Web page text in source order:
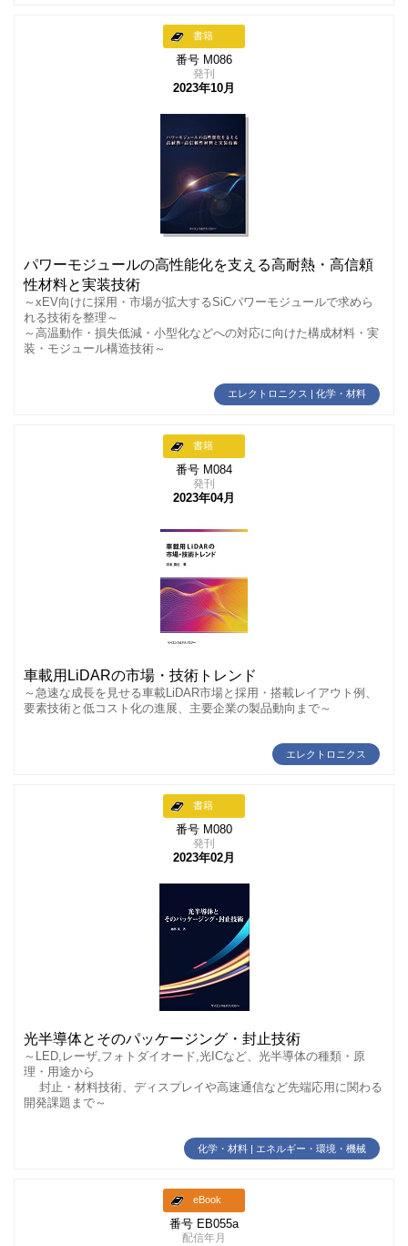
書籍
番号 M086
発刊
2023年10月
パワーモジュールの高性能化を支える高耐熱・高信頼
性材料と実装技術
～xEV向けに採用・市場が拡大するSiCパワーモジュールで求めら
れる技術を整理～
～高温動作・損失低減・小型化などへの対応に向けた構成材料・実
装・モジュール構造技術～
エレクトロニクス | 化学・材料
書籍
番号 M084
発刊
2023年04月
車載用LiDARの市場・技術トレンド
～急速な成長を見せる車載LiDAR市場と採用・搭載レイアウト例、
要素技術と低コスト化の進展、主要企業の製品動向まで～
エレクトロニクス
書籍
番号 M080
発刊
2023年02月
光半導体とそのパッケージング・封止技術
～LED,レーザ,フォトダイオード,光ICなど、光半導体の種類・原
理・用途から
封止・材料技術、ディスプレイや高速通信など先端応用に関わる
開発課題まで～
化学・材料 | エネルギー・環境・機械
eBook
番号 EB055a
配信年月